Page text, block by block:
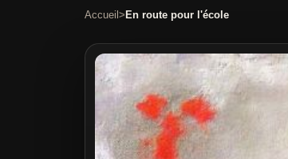
Accueil En route pour l'école